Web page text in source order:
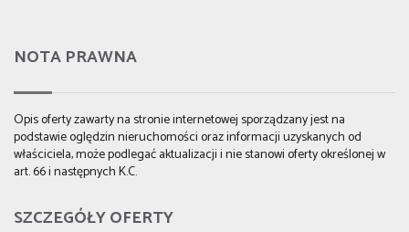
NOTA PRAWNA
Opis oferty zawarty na stronie internetowej sporządzany jest na
podstawie oględzin nieruchomości oraz informacji uzyskanych od
właściciela, może podlegać aktualizacji i nie stanowi oferty określonej w
art. 66 i następnych K.C.
SZCZEGÓŁY OFERTY